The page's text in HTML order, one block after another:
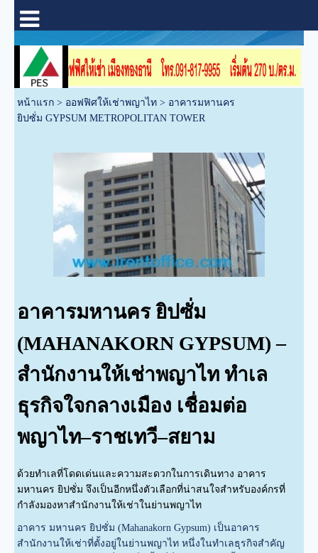
หน้าแรก > ออฟฟิศให้เช่าพญาไท > อาคารมหานคร
ยิปซั่ม GYPSUM METROPOLITAN TOWER
อาคารมหานคร ยิปซั่ม
(MAHANAKORN GYPSUM) –
สำนักงานให้เช่าพญาไท ทำเล
ธุรกิจใจกลางเมือง เชื่อมต่อ
พญาไท–ราชเทวี–สยาม
ด้วยทำเลที่โดดเด่นและความสะดวกในการเดินทาง อาคาร
มหานคร ยิปซั่ม จึงเป็นอีกหนึ่งตัวเลือกที่น่าสนใจสำหรับองค์กรที่
กำลังมองหาสำนักงานให้เช่าในย่านพญาไท
อาคาร มหานคร ยิปซั่ม (Mahanakorn Gypsum) เป็นอาคาร
สำนักงานให้เช่าที่ตั้งอยู่ในย่านพญาไท หนึ่งในทำเลธุรกิจสำคัญ